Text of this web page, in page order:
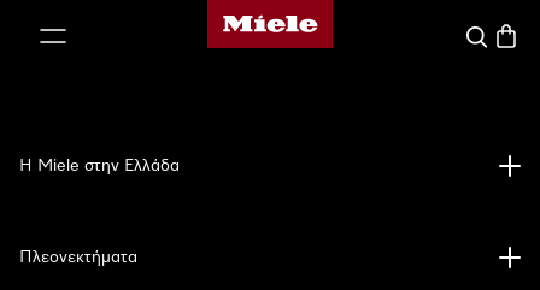
Αρχική σελίδα της Miele
Η Miele στην Ελλάδα
Πλεονεκτήματα